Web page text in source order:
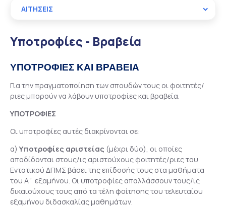
ΑΙΤΗΣΕΙΣ
Υποτροφίες - Βραβεία
ΥΠΟΤΡΟΦΙΕΣ ΚΑΙ ΒΡΑΒΕΙΑ
Για την πραγματοποίηση των σπουδών τους οι φοιτητές/
ριες μπορούν να λάβουν υποτροφίες και βραβεία.
ΥΠΟΤΡΟΦΙΕΣ
Οι υποτροφίες αυτές διακρίνονται σε:
α)Υποτροφίες αριστείας (μέχρι δύο), οι οποίες
αποδίδονται στους/ις αριστούχους φοιτητές/ριες του
Εντατικού ΔΠΜΣ βάσει της επίδοσής τους στα μαθήματα
του Α΄ εξαμήνου. Οι υποτροφίες απαλλάσσουν τους/ις
δικαιούχους τους από τα τέλη φοίτησης του τελευταίου
εξαμήνου διδασκαλίας μαθημάτων.